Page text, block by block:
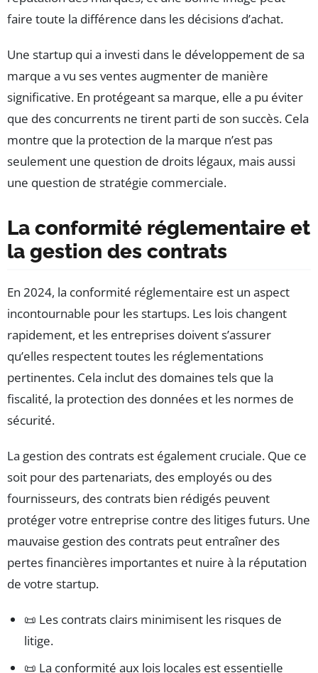
faire toute la différence dans les décisions d’achat.
Une startup qui a investi dans le développement de sa
marque a vu ses ventes augmenter de manière
significative. En protégeant sa marque, elle a pu éviter
que des concurrents ne tirent parti de son succès. Cela
montre que la protection de la marque n’est pas
seulement une question de droits légaux, mais aussi
une question de stratégie commerciale.
La conformité réglementaire et
la gestion des contrats
En 2024, la conformité réglementaire est un aspect
incontournable pour les startups. Les lois changent
rapidement, et les entreprises doivent s’assurer
qu’elles respectent toutes les réglementations
pertinentes. Cela inclut des domaines tels que la
fiscalité, la protection des données et les normes de
sécurité.
La gestion des contrats est également cruciale. Que ce
soit pour des partenariats, des employés ou des
fournisseurs, des contrats bien rédigés peuvent
protéger votre entreprise contre des litiges futurs. Une
mauvaise gestion des contrats peut entraîner des
pertes financières importantes et nuire à la réputation
de votre startup.
📜 Les contrats clairs minimisent les risques de
litige.
📜 La conformité aux lois locales est essentielle